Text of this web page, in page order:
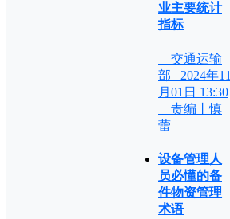
业主要统计
指标
交通运输
部 2024年11
月01日 13:30
责编丨慎
蕾
设备管理人
员必懂的备
件物资管理
术语